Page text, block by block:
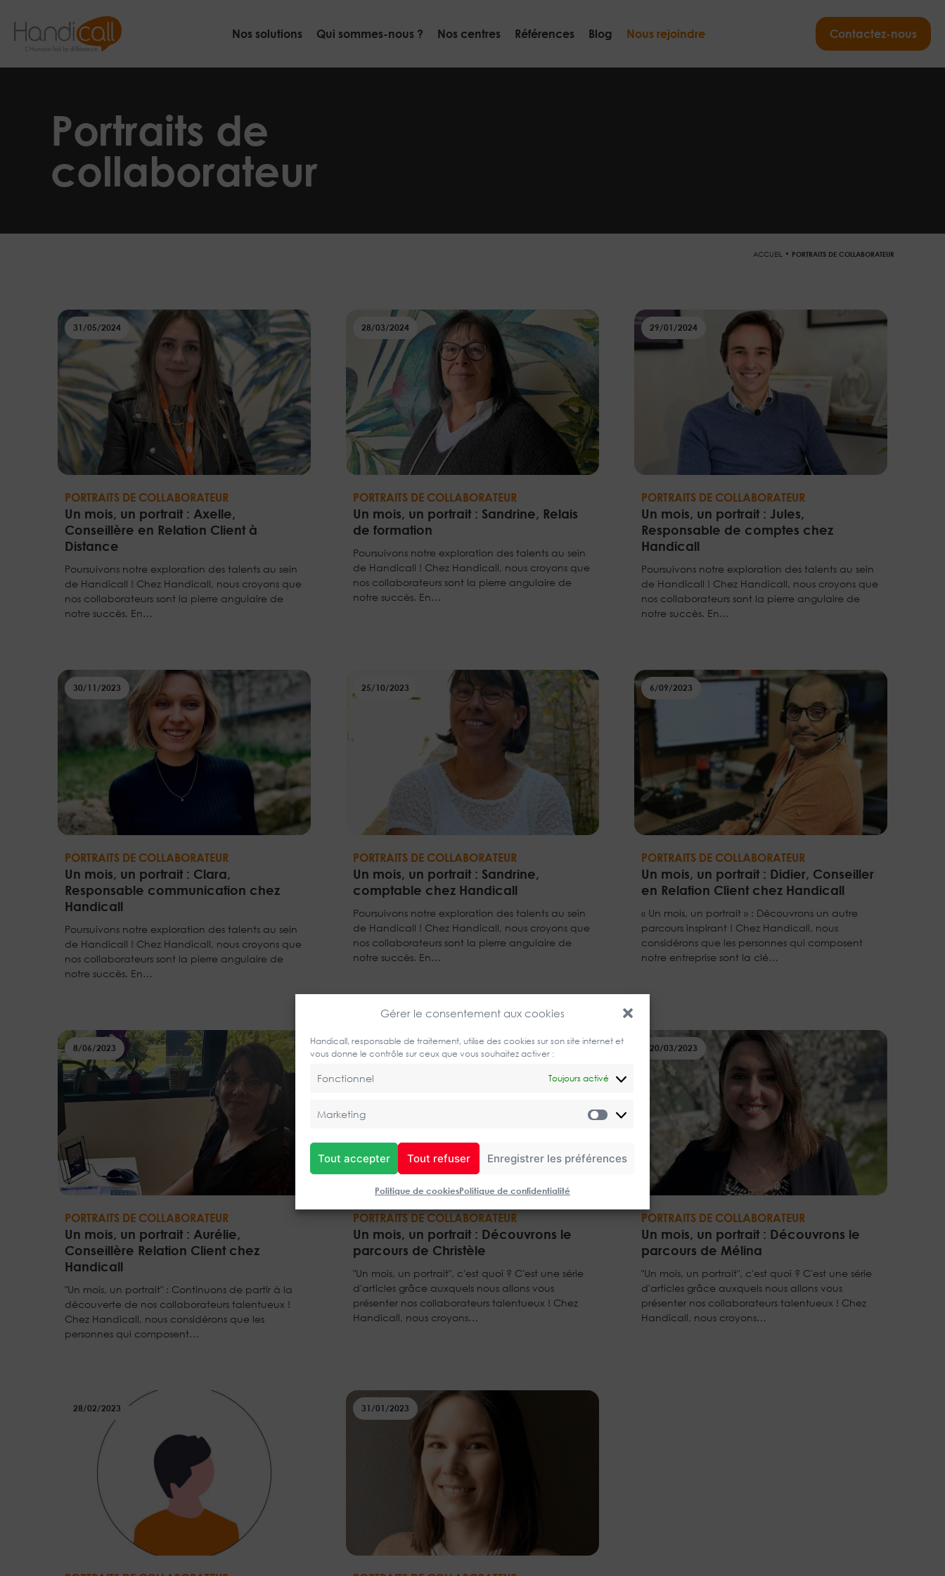
Gérer le consentement aux cookies
Handicall, responsable de traitement, utilise des cookies sur son site internet et
vous donne le contrôle sur ceux que vous souhaitez activer :
Fonctionnel Toujours activé
Marketing Marketing
Tout accepter Tout refuser Enregistrer les préférences
Politique de cookiesPolitique de confidentialité
content
Nos solutions Qui sommes-nous ? Nos centres Références Blog Nous rejoindre Contactez-nous
Portraits de
collaborateur
ACCUEIL PORTRAITS DE COLLABORATEUR
31/05/2024
PORTRAITS DE COLLABORATEUR
Un mois, un portrait : Axelle,
Conseillère en Relation Client à
Distance
Poursuivons notre exploration des talents au sein
de Handicall ! Chez Handicall, nous croyons que
nos collaborateurs sont la pierre angulaire de
notre succès. En…
28/03/2024
PORTRAITS DE COLLABORATEUR
Un mois, un portrait : Sandrine, Relais
de formation
Poursuivons notre exploration des talents au sein
de Handicall ! Chez Handicall, nous croyons que
nos collaborateurs sont la pierre angulaire de
notre succès. En…
29/01/2024
PORTRAITS DE COLLABORATEUR
Un mois, un portrait : Jules,
Responsable de comptes chez
Handicall
Poursuivons notre exploration des talents au sein
de Handicall ! Chez Handicall, nous croyons que
nos collaborateurs sont la pierre angulaire de
notre succès. En…
30/11/2023
PORTRAITS DE COLLABORATEUR
Un mois, un portrait : Clara,
Responsable communication chez
Handicall
Poursuivons notre exploration des talents au sein
de Handicall ! Chez Handicall, nous croyons que
nos collaborateurs sont la pierre angulaire de
notre succès. En…
25/10/2023
PORTRAITS DE COLLABORATEUR
Un mois, un portrait : Sandrine,
comptable chez Handicall
Poursuivons notre exploration des talents au sein
de Handicall ! Chez Handicall, nous croyons que
nos collaborateurs sont la pierre angulaire de
notre succès. En…
6/09/2023
PORTRAITS DE COLLABORATEUR
Un mois, un portrait : Didier, Conseiller
en Relation Client chez Handicall
« Un mois, un portrait » : Découvrons un autre
parcours inspirant ! Chez Handicall, nous
considérons que les personnes qui composent
notre entreprise sont la clé…
8/06/2023
PORTRAITS DE COLLABORATEUR
Un mois, un portrait : Aurélie,
Conseillère Relation Client chez
Handicall
"Un mois, un portrait" : Continuons de partir à la
découverte de nos collaborateurs talentueux !
Chez Handicall, nous considérons que les
personnes qui composent…
7/04/2023
PORTRAITS DE COLLABORATEUR
Un mois, un portrait : Découvrons le
parcours de Christèle
"Un mois, un portrait", c'est quoi ? C'est une série
d'articles grâce auxquels nous allons vous
présenter nos collaborateurs talentueux ! Chez
Handicall, nous croyons…
20/03/2023
PORTRAITS DE COLLABORATEUR
Un mois, un portrait : Découvrons le
parcours de Mélina
"Un mois, un portrait", c'est quoi ? C'est une série
d'articles grâce auxquels nous allons vous
présenter nos collaborateurs talentueux ! Chez
Handicall, nous croyons…
28/02/2023 31/01/2023